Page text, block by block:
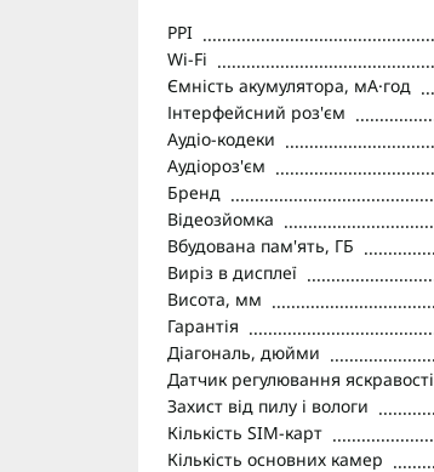
PPI
Wi-Fi
Ємність акумулятора, мА·год
Інтерфейсний роз'єм
Аудіо-кодеки
Аудіороз'єм
Бренд
Відеозйомка
Вбудована пам'ять, ГБ
Виріз в дисплеї
Висота, мм
Гарантія
Діагональ, дюйми
Датчик регулювання яскравості
Захист від пилу і вологи
Кількість SIM-карт
Кількість основних камер